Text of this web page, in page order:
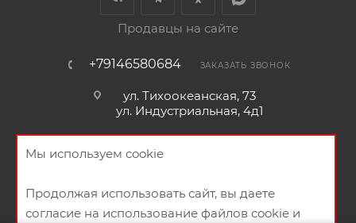
Продавцы на сайте
+79146580684 ЗАКАЗАТЬ ЗВОНОК
ул. Тихоокеанская, 73
ул. Индустриальная, 4д1
НАПИСАТЬ СООБЩЕНИЕ
Мы используем cookie
Продолжая использовать сайт, вы даете
согласие на использование файлов cookie и